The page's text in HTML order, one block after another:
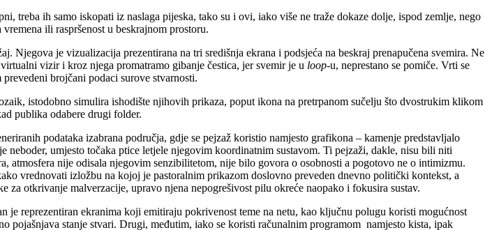
treba ih samo iskopati iz naslaga pijeska, tako su i ovi, iako više ne traže dokaze dolje, ispod zemlje, nego
ili raspršenost u beskrajnom prostoru.
je vizualizacija prezentirana na tri središnja ekrana i podsjeća na beskraj prenapučena svemira. Ne
vizir i kroz njega promatramo gibanje čestica, jer svemir je u loop-u, neprestano se pomiče. Vrti se
brojčani podaci surove stvarnosti.
istodobno simulira ishodište njihovih prikaza, poput ikona na pretrpanom sučelju što dvostrukim klikom
publika odabere drugi folder.
podataka izabrana područja, gdje se pejzaž koristio namjesto grafikona – kamenje predstavljalo
umjesto točaka ptice letjele njegovim koordinatnim sustavom. Ti pejzaži, dakle, nisu bili niti
nije odisala njegovim senzibilitetom, nije bilo govora o osobnosti a pogotovo ne o intimizmu.
vrednovati izložbu na kojoj je pastoralnim prikazom doslovno preveden dnevno politički kontekst, a
otkrivanje malverzacije, upravo njena nepogrešivost pilu okreće naopako i fokusira sustav.
reprezentiran ekranima koji emitiraju pokrivenost teme na netu, kao ključnu polugu koristi mogućnost
pojašnjava stanje stvari. Drugi, međutim, iako se koristi računalnim programom namjesto kista, ipak